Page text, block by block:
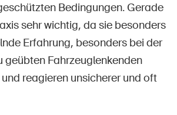
Bedingungen. Gerade
sehr wichtig, da sie besonders
Erfahrung, besonders bei der
geübten Fahrzeuglenkenden
reagieren unsicherer und oft